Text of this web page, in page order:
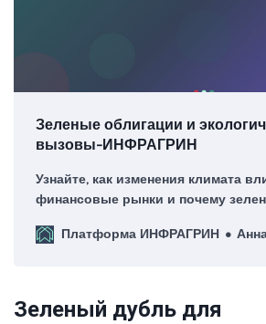
Зеленые облигации и
вызовы-ИНФРАГРИН
Узнайте, как изменения климата
финансовые рынки и почему
Платформа ИНФРАГРИН
Зеленый дубль для